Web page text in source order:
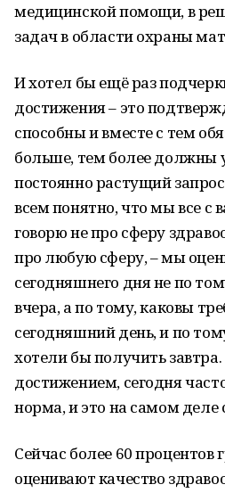
медицинской помощи, в
задач в области охраны
И хотел бы ещё раз
достижения – это
способны и вместе с тем
больше, тем более должны
постоянно растущий
всем понятно, что мы все с
говорю не про сферу
про любую сферу, – мы
сегодняшнего дня не по
вчера, а по тому, каковы
сегодняшний день, и по
хотели бы получить
достижением, сегодня
норма, и это на самом деле
Сейчас более 60 процентов
оценивают качество